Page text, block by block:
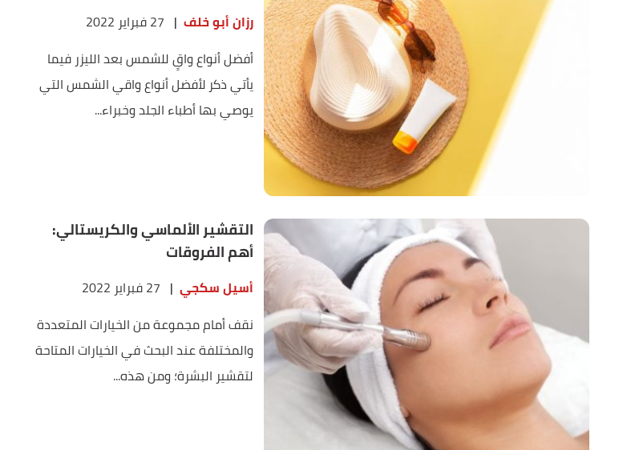
رزان أبو خلف | 27 فبراير 2022
أفضل أنواع واقٍ للشمس بعد الليزر فيما
يأتي ذكر لأفضل أنواع واقي الشمس التي
يوصي بها أطباء الجلد وخبراء...
التقشير الألماسي والكريستالي:
أهم الفروقات
أسيل سكجي | 27 فبراير 2022
نقف أمام مجموعة من الخيارات المتعددة
والمختلفة عند البحث في الخيارات المتاحة
لتقشير البشرة؛ ومن هذه...